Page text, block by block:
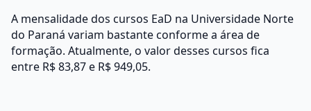
A mensalidade dos cursos EaD na Universidade Norte
do Paraná variam bastante conforme a área de
formação. Atualmente, o valor desses cursos fica
entre R$ 83,87 e R$ 949,05.